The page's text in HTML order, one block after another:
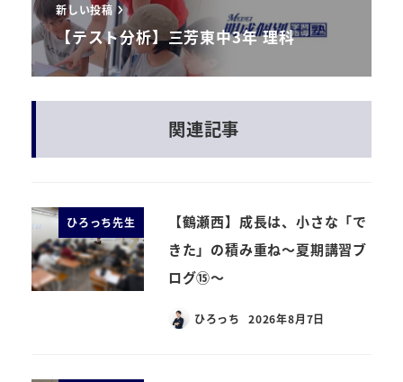
新しい投稿
【テスト分析】三芳東中3年 理科
関連記事
ひろっち先生
【鶴瀬西】成長は、小さな「で
きた」の積み重ね～夏期講習ブ
ログ⑮～
ひろっち 2026年8月7日